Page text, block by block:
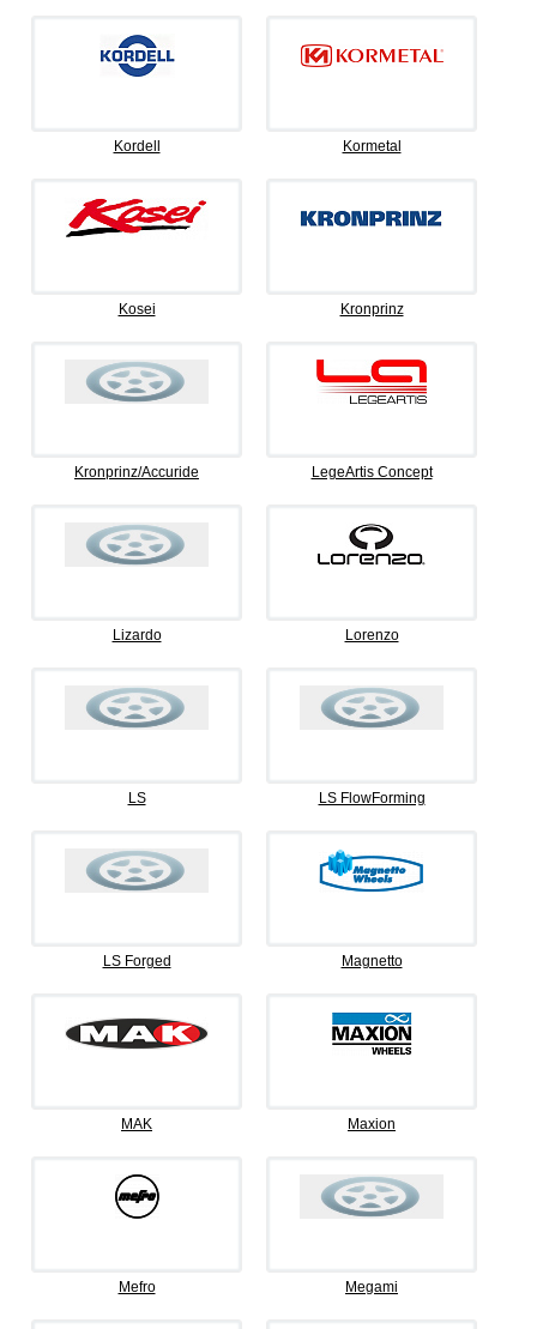
Kordell Kormetal
Kosei Kronprinz
Kronprinz/Accuride LegeArtis Concept
Lizardo Lorenzo
LS LS FlowForming
LS Forged Magnetto
MAK Maxion
Mefro Megami